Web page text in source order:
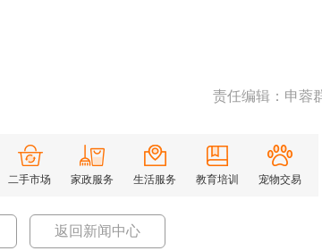
责任编辑：申蓉
二手市场 家政服务 生活服务 教育培训 宠物交易
返回新闻中心